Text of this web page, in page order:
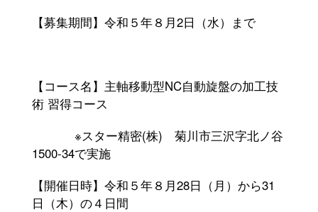
【募集期間】令和５年８月2日（水）まで
【コース名】主軸移動型NC自動旋盤の加工技
術 習得コース
※スター精密(株) 菊川市三沢字北ノ谷
1500-34で実施
【開催日時】令和５年８月28日（月）から31
日（木）の４日間